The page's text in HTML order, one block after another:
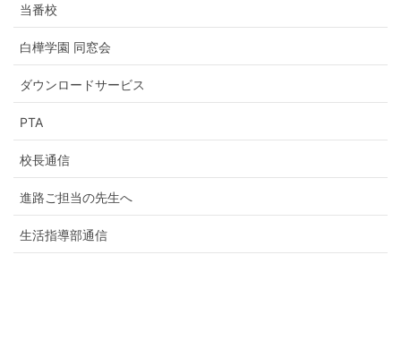
当番校
白樺学園 同窓会
ダウンロードサービス
PTA
校長通信
進路ご担当の先生へ
生活指導部通信